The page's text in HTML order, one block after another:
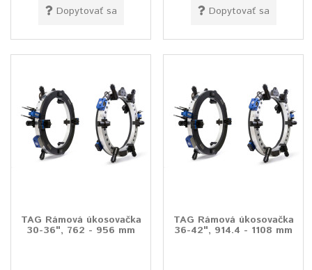
Dopytovať sa Dopytovať sa
TAG Rámová úkosovačka
30-36", 762 - 956 mm
TAG Rámová úkosovačka
36-42", 914.4 - 1108 mm